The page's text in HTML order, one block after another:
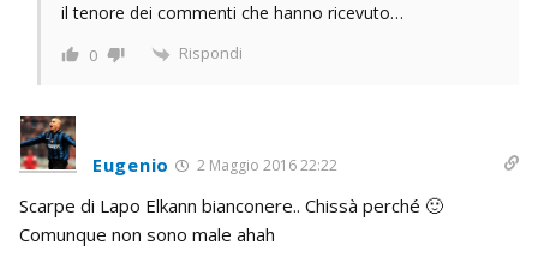
il tenore dei commenti che hanno ricevuto…
0 Rispondi
Eugenio 2 Maggio 2016 22:22
Scarpe di Lapo Elkann bianconere.. Chissà perché 🙂
Comunque non sono male ahah